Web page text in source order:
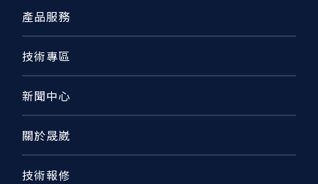
產品服務
技術專區
新聞中心
關於晟崴
技術報修